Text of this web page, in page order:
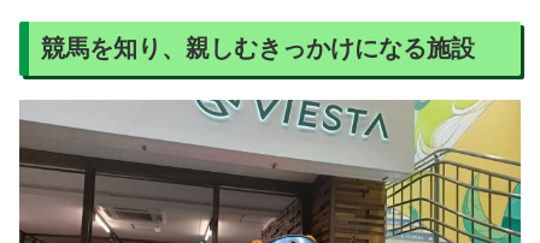
競馬を知り、親しむきっかけになる施設